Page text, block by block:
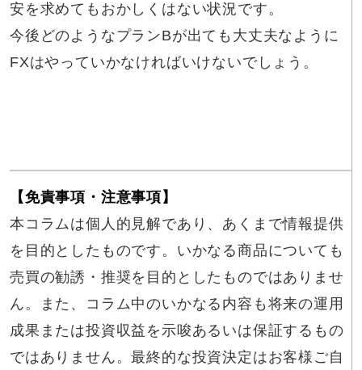
安を求めてもおかしくはない状況です。
今後どのようなプランBが出ても大丈夫なように
FXはやっていかなければいけないでしょう。
【免責事項・注意事項】
本コラムは個人的見解であり、あくまで情報提供
を目的としたものです。いかなる商品についても
売買の勧誘・推奨を目的としたものではありませ
ん。また、コラム中のいかなる内容も将来の運用
成果または投資収益を示唆あるいは保証するもの
ではありません。最終的な投資決定はお客様ご自